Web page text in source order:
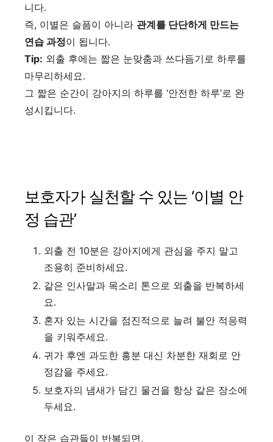
니다.
즉, 이별은 슬픔이 아니라 관계를 단단하게 만드는
연습 과정이 됩니다.
Tip: 외출 후에는 짧은 눈맞춤과 쓰다듬기로 하루를
마무리하세요.
그 짧은 순간이 강아지의 하루를 ‘안전한 하루’로 완
성시킵니다.
보호자가 실천할 수 있는 ‘이별 안
정 습관’
외출 전 10분은 강아지에게 관심을 주지 말고
조용히 준비하세요.
같은 인사말과 목소리 톤으로 외출을 반복하세
요.
혼자 있는 시간을 점진적으로 늘려 불안 적응력
을 키워주세요.
귀가 후엔 과도한 흥분 대신 차분한 재회로 안
정감을 주세요.
보호자의 냄새가 담긴 물건을 항상 같은 장소에
두세요.
이 작은 습관들이 반복되면,